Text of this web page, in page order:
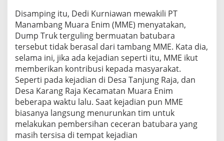
Disamping itu, Dedi Kurniawan mewakili PT
Manambang Muara Enim (MME) menyatakan,
Dump Truk terguling bermuatan batubara
tersebut tidak berasal dari tambang MME. Kata dia,
selama ini, jika ada kejadian seperti itu, MME ikut
memberikan kontribusi kepada masyarakat.
Seperti pada kejadian di Desa Tanjung Raja, dan
Desa Karang Raja Kecamatan Muara Enim
beberapa waktu lalu. Saat kejadian pun MME
biasanya langsung menurunkan tim untuk
melakukan pembersihan ceceran batubara yang
masih tersisa di tempat kejadian